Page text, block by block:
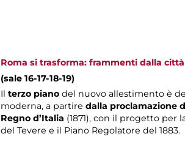
Roma si trasforma: frammenti dalla
(sale 16-17-18-19)
Ilterzo piano del nuovo allestimento è
moderna, a partiredalla proclamazione
Regno d’Italia (1871), con il progetto per
del Tevere e il Piano Regolatore del 1883.